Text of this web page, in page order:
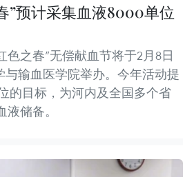
”预计采集血液8000单位
色之春”无偿献血节将于2月8日
与输血医学院举办。今年活动提
的目标，为河内及全国多个省
储备。